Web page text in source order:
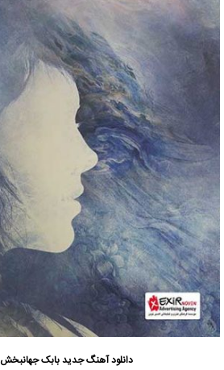
دانلود آهنگ جدیدبابک جهانبخش